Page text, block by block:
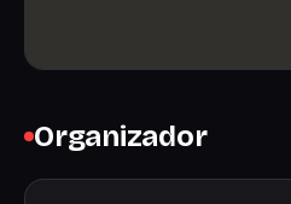
Organizador